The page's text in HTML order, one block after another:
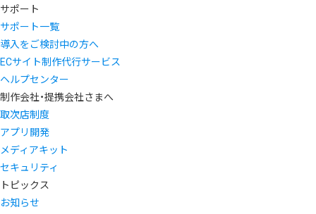
サポート
サポート一覧
導入をご検討中の方へ
ECサイト制作代行サービス
ヘルプセンター
制作会社・提携会社さまへ
取次店制度
アプリ開発
メディアキット
セキュリティ
トピックス
お知らせ